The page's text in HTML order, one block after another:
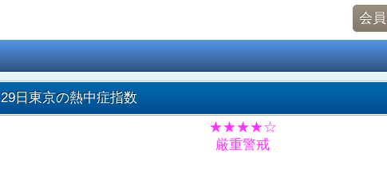
会
29日東京の熱中症指数
★★★★☆
厳重警戒